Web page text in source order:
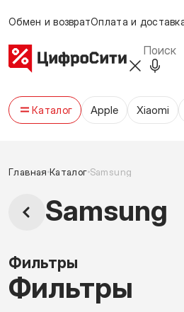
Обмен и возвратОплата и
Каталог Apple Xiaomi
Главная КаталогSamsung
Samsung
Фильтры
Фильтры